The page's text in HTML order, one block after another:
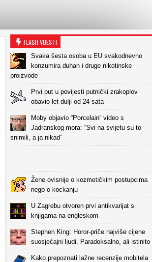
FLASH VIJESTI
Svaka šesta osoba u EU svakodnevno
konzumira duhan i druge nikotinske
proizvode
Prvi put u povijesti putnički zrakoplov
obavio let dulji od 24 sata
Moby objavio “Porcelain” video s
Jadranskog mora: “Svi na svijetu su to
snimili, a ja nikad”
Žene ovisnije o kozmetičkim postupcima
nego o kockanju
U Zagrebu otvoren prvi antikvarijat s
knjigama na engleskom
Stephen King: Horor-priče najviše cijene
suosjećajni ljudi. Paradoksalno, ali istinito
Kako prepoznati lažne recenzije mobitela